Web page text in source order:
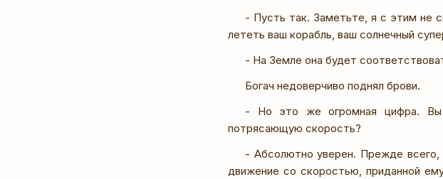
- Пусть так. Заметьте, я с этим не
лететь ваш корабль, ваш солнечный
- На Земле она будет
Богач недоверчиво поднял брови.
- Но это же огромная цифра. Вы
потрясающую скорость?
- Абсолютно уверен. Прежде
движение со скоростью, приданной